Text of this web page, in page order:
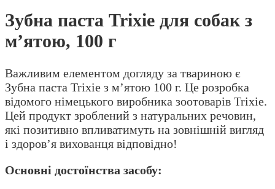
Зубна паста Trixie для собак з
м’ятою, 100 г
Важливим елементом догляду за твариною є
Зубна паста Trixie з м’ятою 100 г. Це розробка
відомого німецького виробника зоотоварів Trixie.
Цей продукт зроблений з натуральних речовин,
які позитивно впливатимуть на зовнішній вигляд
і здоров’я вихованця відповідно!
Основні достоїнства засобу: